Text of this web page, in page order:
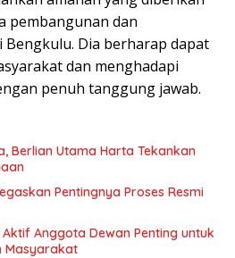
pembangunan dan
Bengkulu. Dia berharap dapat
dan menghadapi
penuh tanggung jawab.
Berlian Utama Harta Tekankan
Pentingnya Proses Resmi
Anggota Dewan Penting untuk
Masyarakat